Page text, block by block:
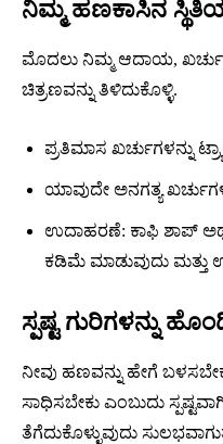
ನಿಮ್ಮ ಹಣಕಾಸಿನ
ಮೊದಲು ನಿಮ್ಮ ಆದಾಯ,
ಚಿತ್ರಣವನ್ನು ತಿಳಿದುಕೊಳ್ಳಿ.
ಪ್ರತಿಮಾಸ ಖರ್ಚುಗಳನ್ನು
ಯಾವುದೇ ಅನಗತ್ಯ
ಉದಾಹರಣೆ: ಕಾಫಿ ಶಾಪ್
ಕಡಿಮೆ ಮಾಡುವುದು ಮತ್ತು
ಸ್ಪಷ್ಟ ಗುರಿಗಳನ್ನು
ನೀವು ಹಣವನ್ನು ಹೇಗೆ
ಸಾಧಿಸಬೇಕು ಎಂಬುದು
ತೆಗೆದುಕೊಳ್ಳುವುದು